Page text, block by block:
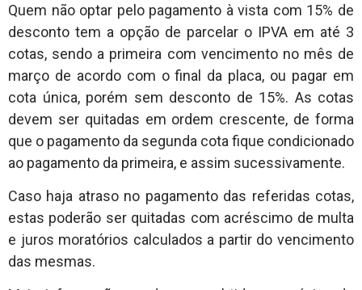
Quem não optar pelo pagamento à vista com 15% de
desconto tem a opção de parcelar o IPVA em até 3
cotas, sendo a primeira com vencimento no mês de
março de acordo com o final da placa, ou pagar em
cota única, porém sem desconto de 15%. As cotas
devem ser quitadas em ordem crescente, de forma
que o pagamento da segunda cota fique condicionado
ao pagamento da primeira, e assim sucessivamente.
Caso haja atraso no pagamento das referidas cotas,
estas poderão ser quitadas com acréscimo de multa
e juros moratórios calculados a partir do vencimento
das mesmas.